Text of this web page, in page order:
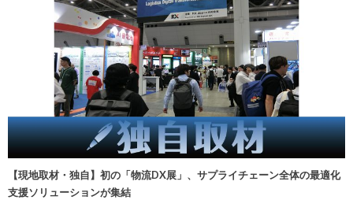
【現地取材・独自】初の「物流DX展」、サプライチェーン全体の最適化
支援ソリューションが集結